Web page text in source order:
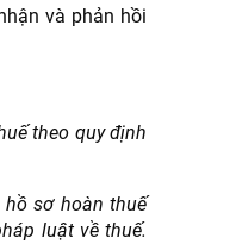
và phản hồi
theo quy định
sơ hoàn thuế
luật về thuế.